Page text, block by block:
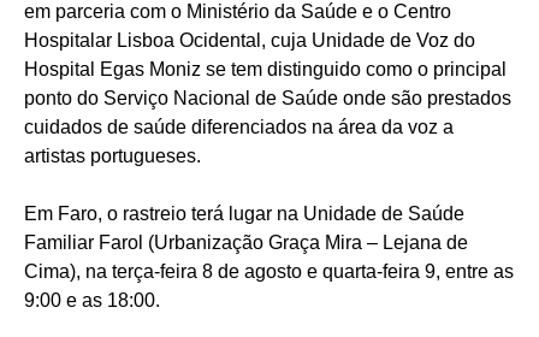
em parceria com o Ministério da Saúde e o Centro
Hospitalar Lisboa Ocidental, cuja Unidade de Voz do
Hospital Egas Moniz se tem distinguido como o principal
ponto do Serviço Nacional de Saúde onde são prestados
cuidados de saúde diferenciados na área da voz a
artistas portugueses.
Em Faro, o rastreio terá lugar na Unidade de Saúde
Familiar Farol (Urbanização Graça Mira – Lejana de
Cima), na terça-feira 8 de agosto e quarta-feira 9, entre as
9:00 e as 18:00.